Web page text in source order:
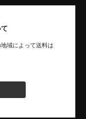
域によって送料は